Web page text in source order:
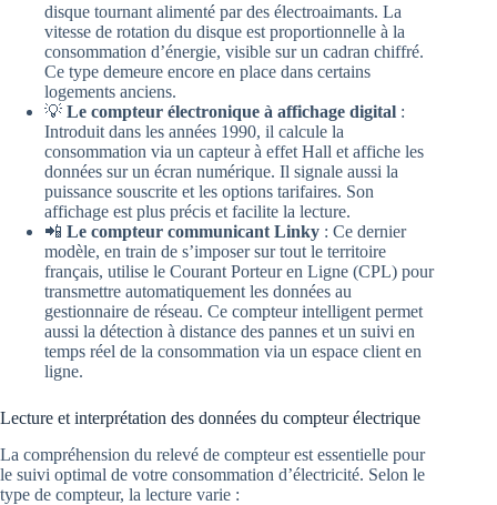
disque tournant alimenté par des électroaimants. La
vitesse de rotation du disque est proportionnelle à la
consommation d’énergie, visible sur un cadran chiffré.
Ce type demeure encore en place dans certains
logements anciens.
💡 Le compteur électronique à affichage digital :
Introduit dans les années 1990, il calcule la
consommation via un capteur à effet Hall et affiche les
données sur un écran numérique. Il signale aussi la
puissance souscrite et les options tarifaires. Son
affichage est plus précis et facilite la lecture.
📲 Le compteur communicant Linky : Ce dernier
modèle, en train de s’imposer sur tout le territoire
français, utilise le Courant Porteur en Ligne (CPL) pour
transmettre automatiquement les données au
gestionnaire de réseau. Ce compteur intelligent permet
aussi la détection à distance des pannes et un suivi en
temps réel de la consommation via un espace client en
ligne.
Lecture et interprétation des données du compteur électrique
La compréhension du relevé de compteur est essentielle pour
le suivi optimal de votre consommation d’électricité. Selon le
type de compteur, la lecture varie :